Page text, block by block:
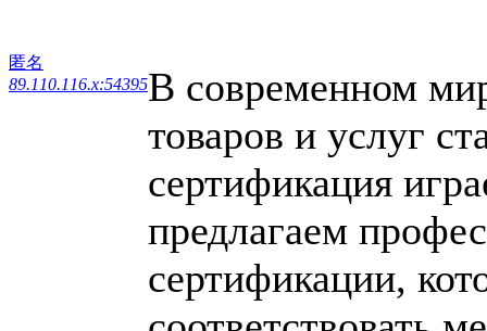
匿名
89.110.116.x:54395В современном
товаров и услуг
сертификация
предлагаем
сертификации,